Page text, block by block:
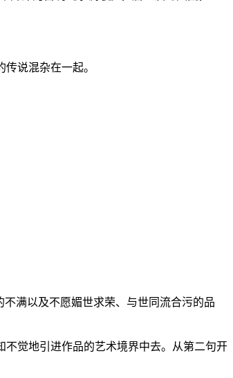
说混杂在一起。
满以及不愿媚世求荣、与世同流合污的品
觉地引进作品的艺术境界中去。从第二句开